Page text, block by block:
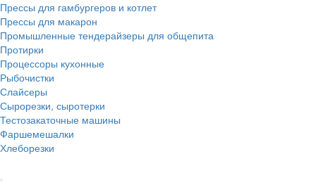
Прессы для гамбургеров и котлет
Прессы для макарон
Промышленные тендерайзеры для общепита
Протирки
Процессоры кухонные
Рыбочистки
Слайсеры
Сырорезки, сыротерки
Тестозакаточные машины
Фаршемешалки
Хлеборезки